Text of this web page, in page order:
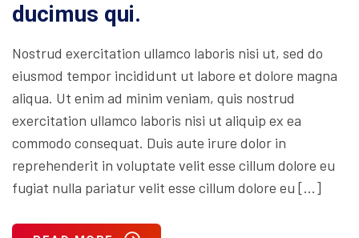
ducimus qui.
Nostrud exercitation ullamco laboris nisi ut, sed do
eiusmod tempor incididunt ut labore et dolore magna
aliqua. Ut enim ad minim veniam, quis nostrud
exercitation ullamco laboris nisi ut aliquip ex ea
commodo consequat. Duis aute irure dolor in
reprehenderit in voluptate velit esse cillum dolore eu
fugiat nulla pariatur velit esse cillum dolore eu […]